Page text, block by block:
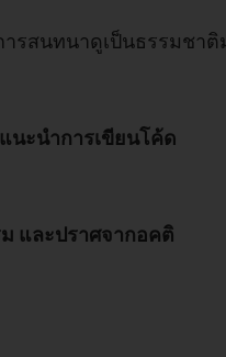
ารสนทนาดูเป็นธรรมชา
นะนำการเขียนโค้ด
และปราศจากอคติ